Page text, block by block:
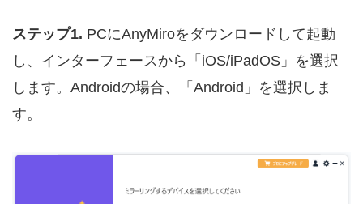
ステップ1. PCにAnyMiroをダウンロードして起動
し、インターフェースから「iOS/iPadOS」を選択
します。Androidの場合、「Android」を選択しま
す。